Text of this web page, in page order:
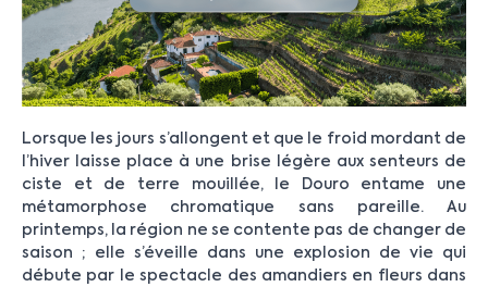
Lorsque les jours s’allongent et que le froid mordant de
l’hiver laisse place à une brise légère aux senteurs de
ciste et de terre mouillée, le Douro entame une
métamorphose chromatique sans pareille. Au
printemps, la région ne se contente pas de changer de
saison ; elle s’éveille dans une explosion de vie qui
débute par le spectacle des amandiers en fleurs dans